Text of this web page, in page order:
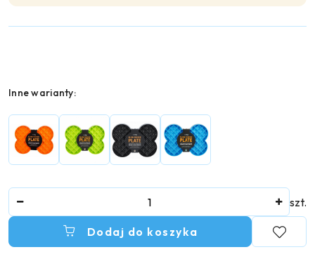
Wariant
Inne warianty:
szt.
Dodaj do koszyka